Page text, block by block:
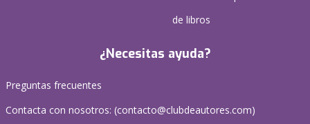
de libros
¿Necesitas ayuda?
Preguntas frecuentes
Contacta con nosotros: (contacto@clubdeautores.com)